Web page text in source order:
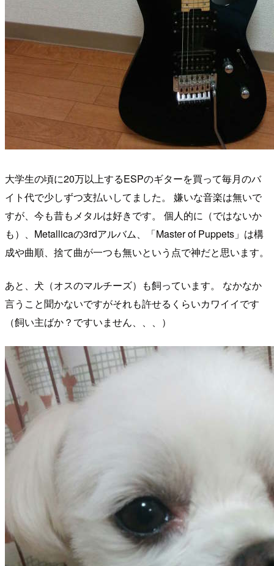
大学生の頃に20万以上するESPのギターを買って毎月のバ
イト代で少しずつ支払いしてました。 嫌いな音楽は無いで
すが、今も昔もメタルは好きです。 個人的に（ではないか
も）、Metallicaの3rdアルバム、「Master of Puppets」は構
成や曲順、捨て曲が一つも無いという点で神だと思います。
あと、犬（オスのマルチーズ）も飼っています。 なかなか
言うこと聞かないですがそれも許せるくらいカワイイです
（飼い主ばか？ですいません、、、）